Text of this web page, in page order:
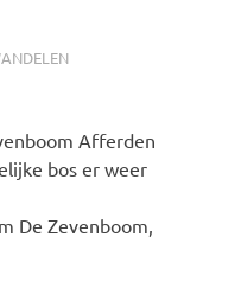
Afferden
bos er weer
De Zevenboom,